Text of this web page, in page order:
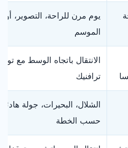
يوم مرن للراحة، التصوير،
الموسم
الانتقال باتجاه الوسط مع
ترافنيك
الشلال، البحيرات، جولة
حسب الخطة